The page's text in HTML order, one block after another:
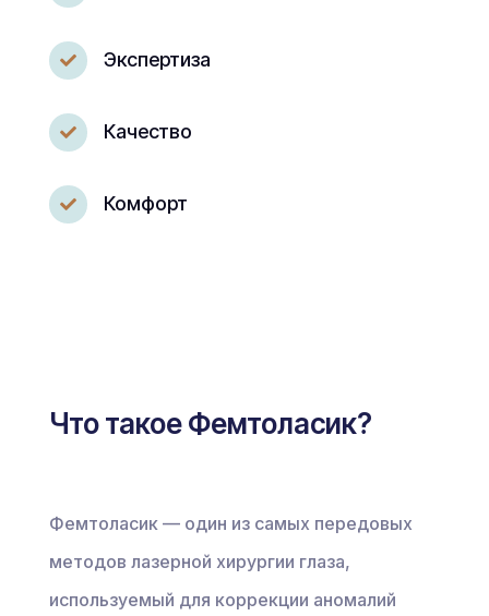
 Экспертиза
 Качество
 Комфорт
Что такое Фемтоласик?
Фемтоласик — один из самых передовых
методов лазерной хирургии глаза,
используемый для коррекции аномалий